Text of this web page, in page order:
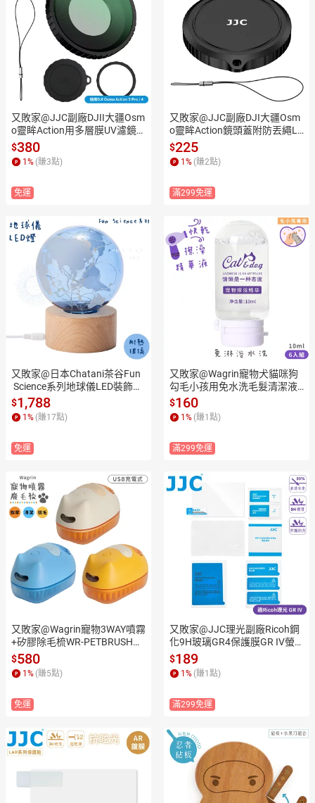
又敗家@JJC副廠DJII大疆Osm
o靈眸Action用多層膜UV濾鏡
保護鏡+鏡頭保護套+鏡頭蓋組
F-DA5UV(附防丟繩&收納盒)適
5 Pro/4運動相機
$380
1% (賺3點)
免運
又敗家@JJC副廠DJI大疆Osm
o靈眸Action鏡頭蓋附防丟繩LC
-DOA5A適;5 Pro.4.3(鋁合金製;
可搭配F-DA5UV濾鏡)鏡頭保護
蓋Lens Cap With Keeper
$225
1% (賺2點)
滿299免運
又敗家@日本Chatani茶谷Fun
Science系列地球儀LED裝飾氣
氛透明玻璃燈333-304(櫸木底
座;線1.4米)桌燈情境燈小夜燈
$1,788
1 % (賺17點)
免運
又敗家@Wagrin寵物犬貓咪狗
勾毛小孩用免水洗毛髮清潔液
my1st快乾洗液10ml精華液洗
澡液6入組(可與除毛梳WR-PET
BRUSH搭配使用)擦澡液
$160
1 % (賺1 點)
滿299免運
又敗家@Wagrin寵物3WAY噴霧
+矽膠除毛梳WR-PETBRUSH犬
貓咪狗勾廢毛梳(2種粗細梳子/
不帶靜電,可收集毛球/可按摩;U
SB充電式;可乾洗)毛小孩擦澡
$580
1% (賺5點)
免運
又敗家@JJC理光副廠Ricoh鋼
化9H玻璃GR4保護膜GR IV螢
幕貼GSP-GR4保護貼(95%透光
率/防刮防污)GRIV相機螢幕保
護屏
$189
1% (賺1點)
滿299免運